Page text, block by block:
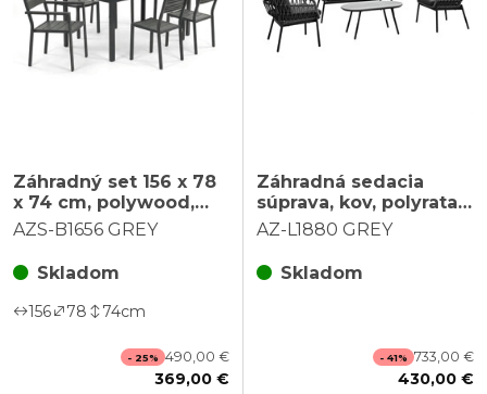
Záhradný set 156 x 78
x 74 cm, polywood,
sivá, AZS-B1656 GREY
AZS-B1656 GREY
Skladom
156 78 74cm
- 25% 490,00 €
369,00 €
Záhradná sedacia
súprava, kov, polyratan,
sivá, AZ-L1880 GREY
AZ-L1880 GREY
Skladom
- 41% 733,00 €
430,00 €